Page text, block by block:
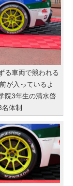
る車両で競われる
が入っているよ
院3年生の清水啓
体制